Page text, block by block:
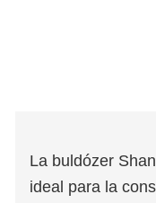
La buldózer
ideal para la